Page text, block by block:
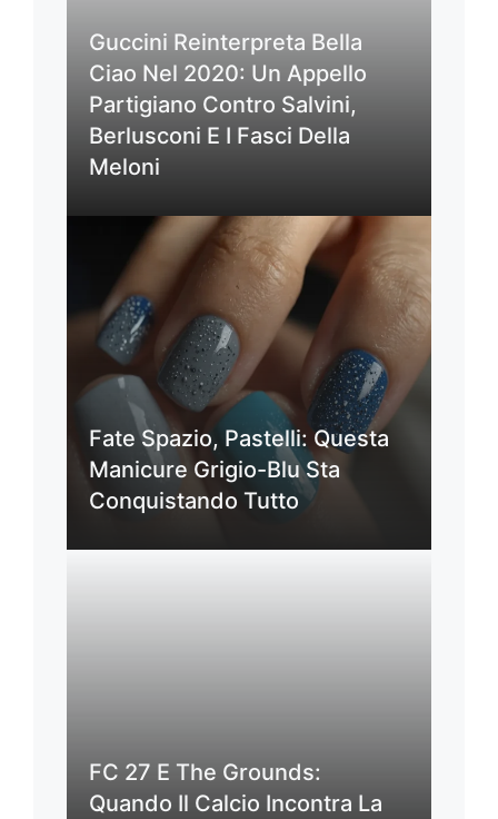
Guccini Reinterpreta Bella
Ciao Nel 2020: Un Appello
Partigiano Contro Salvini,
Berlusconi E I Fasci Della
Meloni
Fate Spazio, Pastelli: Questa
Manicure Grigio-Blu Sta
Conquistando Tutto
FC 27 E The Grounds:
Quando Il Calcio Incontra La